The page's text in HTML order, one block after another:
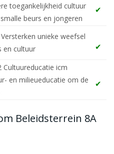
toegankelijkheid cultuur
beurs en jongeren
Versterken unieke weefsel
en cultuur
Cultuureducatie icm
en milieueducatie om de
Beleidsterrein 8A